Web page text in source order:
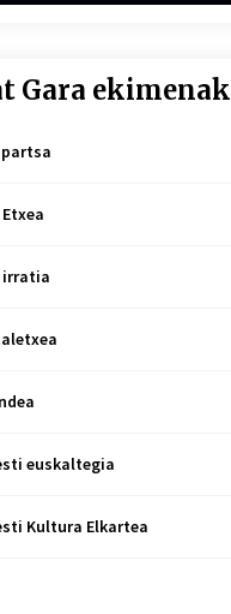
Gara ekimenak
irratia
euskaltegia
Kultura Elkartea